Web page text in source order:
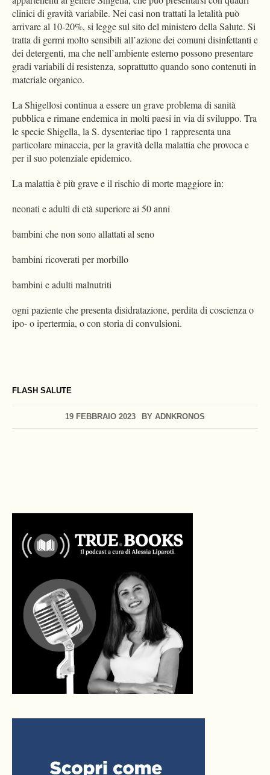
FLASH SALUTE
19 FEBBRAIO 2023 BY ADNKRONOS
clinici di gravità variabile. Nei casi non trattati la letalità può
arrivare al 10-20%, si legge sul sito del ministero della Salute. Si
tratta di germi molto sensibili all’azione dei comuni disinfettanti e
dei detergenti, ma che nell’ambiente esterno possono presentare
gradi variabili di resistenza, soprattutto quando sono contenuti in
materiale organico.
La Shigellosi continua a essere un grave problema di sanità
pubblica e rimane endemica in molti paesi in via di sviluppo. Tra
le specie Shigella, la S. dysenteriae tipo 1 rappresenta una
particolare minaccia, per la gravità della malattia che provoca e
per il suo potenziale epidemico.
La malattia è più grave e il rischio di morte maggiore in:
neonati e adulti di età superiore ai 50 anni
bambini che non sono allattati al seno
bambini ricoverati per morbillo
bambini e adulti malnutriti
ogni paziente che presenta disidratazione, perdita di coscienza o
ipo- o ipertermia, o con storia di convulsioni.